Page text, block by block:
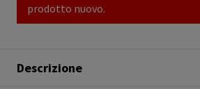
prodotto nuovo.
Descrizione